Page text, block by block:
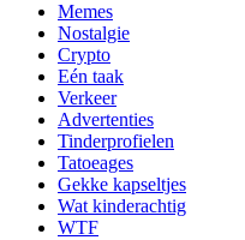
Memes
Nostalgie
Crypto
Eén taak
Verkeer
Advertenties
Tinderprofielen
Tatoeages
Gekke kapseltjes
Wat kinderachtig
WTF